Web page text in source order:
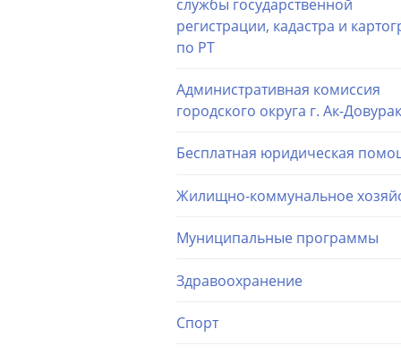
службы государственной
регистрации, кадастра и
по РТ
Административная комиссия
городского округа г. Ак-Довурак
Бесплатная юридическая
Жилищно-коммунальное
Муниципальные программы
Здравоохранение
Спорт